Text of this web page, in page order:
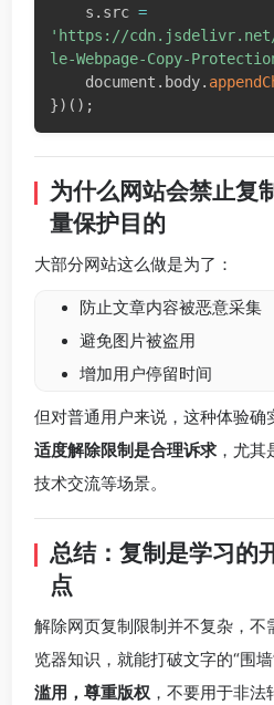
    s
. src =
'https://cdn.jsdelivr.net/
le-Webpage-Copy-
    document
. body.
}) ( ) ;
为什么网站会禁止复
量保护目的
大部分网站这么做是为了：
防止文章内容被恶意采集
避免图片被盗用
增加用户停留时间
但对普通用户来说，这种体验确
适度解除限制是合理诉求 ，尤其
技术交流等场景。
总结：复制是学习的
点
解除网页复制限制并不复杂，不
览器知识，就能打破文字的“围
滥用，尊重版权 ，不要用于非法